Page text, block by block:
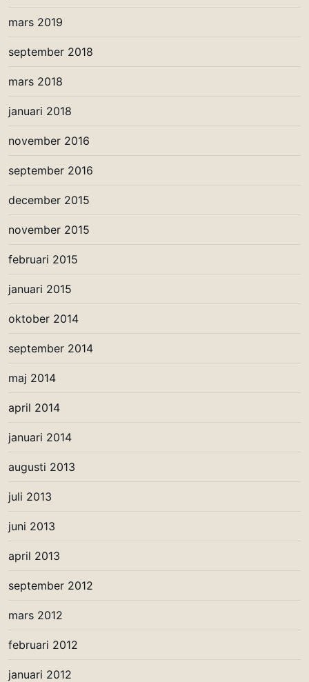
mars 2019
september 2018
mars 2018
januari 2018
november 2016
september 2016
december 2015
november 2015
februari 2015
januari 2015
oktober 2014
september 2014
maj 2014
april 2014
januari 2014
augusti 2013
juli 2013
juni 2013
april 2013
september 2012
mars 2012
februari 2012
januari 2012